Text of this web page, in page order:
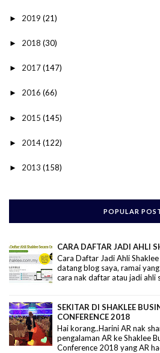
► 2019 (21)
► 2018 (30)
► 2017(147)
► 2016 (66)
► 2015 (145)
► 2014(122)
► 2013 (158)
POPULAR
CARA DAFTAR JADI AHLI
Cara Daftar Jadi Ahli
datang blog saya, ramai
cara nak daftar atau jadi ahli
SEKITAR DI SHAKLEE
CONFERENCE 2018
Hai korang..Harini AR nak
pengalaman AR ke Shaklee
Conference 2018 yang AR